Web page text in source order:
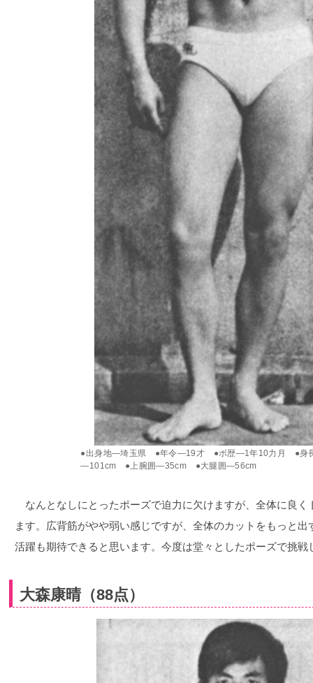
●出身地―埼玉県 ●年令―19才 ●ボ歴―1年10力月 ●
―101cm ●上腕囲―35cm ●大腿囲―56cm
なんとなしにとったポーズで迫力に欠けますが、全体に良く
ます。広背筋がやや弱い感じですが、全体のカットをもっと
活躍も期待できると思います。今度は堂々としたポーズで挑戦
大森康晴（88点）